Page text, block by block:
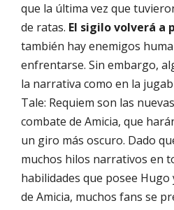
que la última vez que
de ratas. El sigilo volverá a
también hay enemigos
enfrentarse. Sin embargo,
la narrativa como en la
Tale: Requiem son las
combate de Amicia, que
un giro más oscuro. Dado
muchos hilos narrativos en
habilidades que posee
de Amicia, muchos fans se